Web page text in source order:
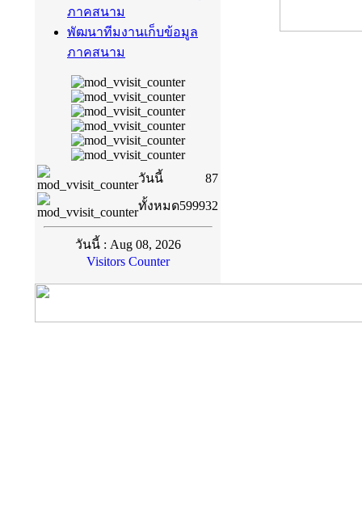
ภาคสนาม
พัฒนาทีมงานเก็บข้อมูล
ภาคสนาม
วันนี้
87
ทั้งหมด599932
วันนี้ : Aug 08, 2026
Visitors Counter